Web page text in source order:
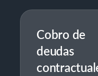
Cobro de
deudas